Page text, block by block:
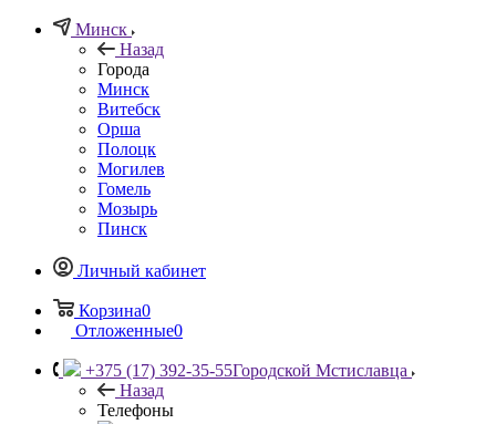
Минск
Назад
Города
Минск
Витебск
Орша
Полоцк
Могилев
Гомель
Мозырь
Пинск
Личный кабинет
Корзина0
Отложенные0
+375 (17) 392-35-55Городской Мстиславца
Назад
Телефоны